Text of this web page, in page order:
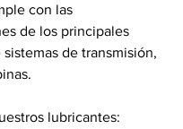
con las
de los principales
de transmisión,
lubricantes: